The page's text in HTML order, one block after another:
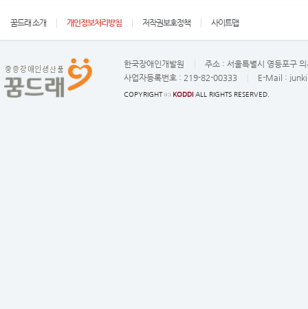
꿈드래 소개 개인정보처리방침 저작권보호정책 사이트맵
한국장애인개발원 주소 : 서울특별시 영등포구
사업자등록번호 : 219-82-00333 E-Mail :
COPYRIGHT ⓒ KODDI ALL RIGHTS RESERVED.